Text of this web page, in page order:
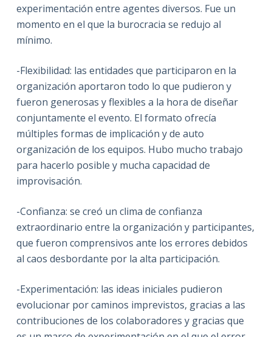
experimentación entre agentes diversos. Fue un
momento en el que la burocracia se redujo al
mínimo.
-Flexibilidad: las entidades que participaron en la
organización aportaron todo lo que pudieron y
fueron generosas y flexibles a la hora de diseñar
conjuntamente el evento. El formato ofrecía
múltiples formas de implicación y de auto
organización de los equipos. Hubo mucho trabajo
para hacerlo posible y mucha capacidad de
improvisación.
-Confianza: se creó un clima de confianza
extraordinario entre la organización y participantes,
que fueron comprensivos ante los errores debidos
al caos desbordante por la alta participación.
-Experimentación: las ideas iniciales pudieron
evolucionar por caminos imprevistos, gracias a las
contribuciones de los colaboradores y gracias que